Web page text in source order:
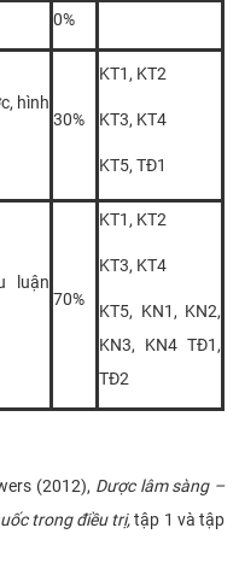
0%
hình
30%
KT1, KT2
KT3, KT4
KT5, TĐ1
luận
70%
KT1, KT2
KT3, KT4
KT5, KN1, KN2,
KN3, KN4 TĐ1,
TĐ2
(2012), Dược lâm sàng –
trong điều trị,tập 1 và tập